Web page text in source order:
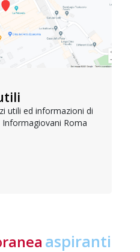
utili ed informazioni di
Roma
aspiranti